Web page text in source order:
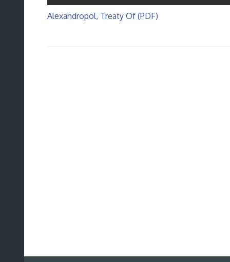
Alexandropol, Treaty Of (PDF)